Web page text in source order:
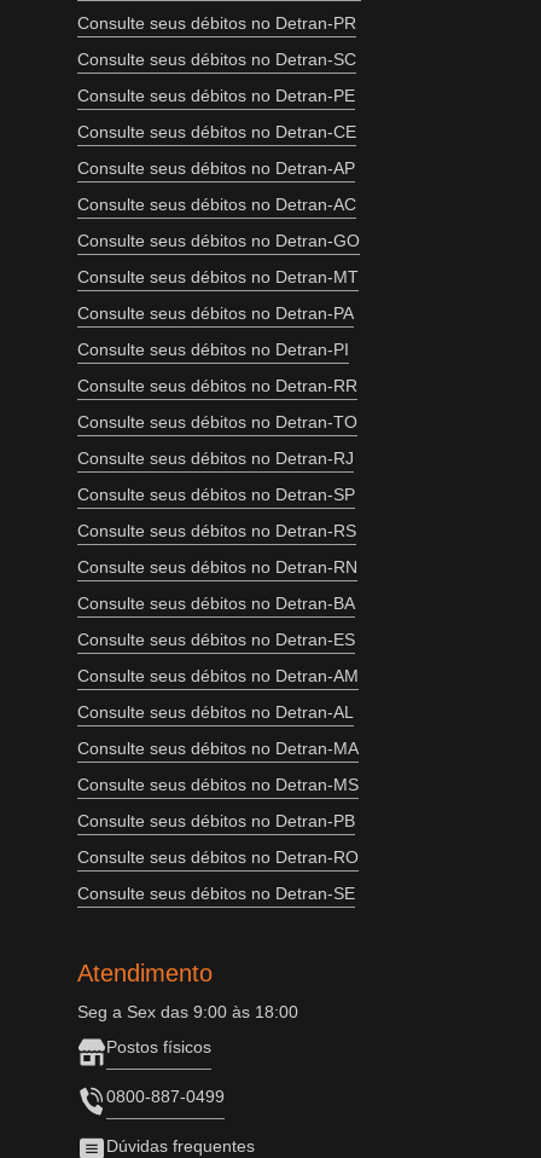
Consulte seus débitos no Detran-PR
Consulte seus débitos no Detran-SC
Consulte seus débitos no Detran-PE
Consulte seus débitos no Detran-CE
Consulte seus débitos no Detran-AP
Consulte seus débitos no Detran-AC
Consulte seus débitos no Detran-GO
Consulte seus débitos no Detran-MT
Consulte seus débitos no Detran-PA
Consulte seus débitos no Detran-PI
Consulte seus débitos no Detran-RR
Consulte seus débitos no Detran-TO
Consulte seus débitos no Detran-RJ
Consulte seus débitos no Detran-SP
Consulte seus débitos no Detran-RS
Consulte seus débitos no Detran-RN
Consulte seus débitos no Detran-BA
Consulte seus débitos no Detran-ES
Consulte seus débitos no Detran-AM
Consulte seus débitos no Detran-AL
Consulte seus débitos no Detran-MA
Consulte seus débitos no Detran-MS
Consulte seus débitos no Detran-PB
Consulte seus débitos no Detran-RO
Consulte seus débitos no Detran-SE
Atendimento
Seg a Sex das 9:00 às 18:00
Postos físicos
0800-887-0499
Dúvidas frequentes